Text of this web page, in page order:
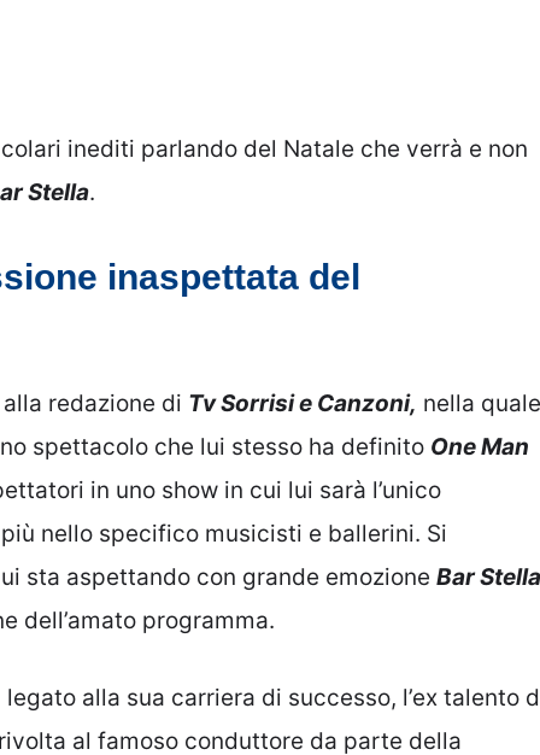
inediti parlando del Natale che verrà e non
Stella.
inaspettata del
redazione di Tv Sorrisi e Canzoni, nella quale
spettacolo che lui stesso ha definito One Man
in uno show in cui lui sarà l’unico
nello specifico musicisti e ballerini. Si
sta aspettando con grande emozione Bar Stella
dell’amato programma.
alla sua carriera di successo, l’ex talento
al famoso conduttore da parte della